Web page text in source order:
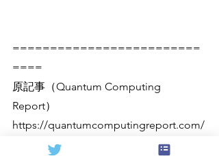
=========================
====
原記事（Quantum Computing
Report）
https://quantumcomputingreport.com/